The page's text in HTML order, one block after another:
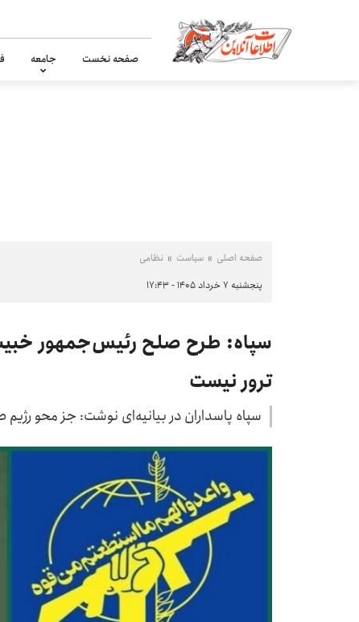
صفحه نخست جامعه
صفحه اصلی سیاست نظامی
پنجشنبه ۷ خرداد ۱۴۰۵ - ۱۷:۴۳
سپاه: طرح صلح رئیس‌جمهور
ترور نیست
سپاه پاسداران در بیانیه‌ای نوشت: جز محو